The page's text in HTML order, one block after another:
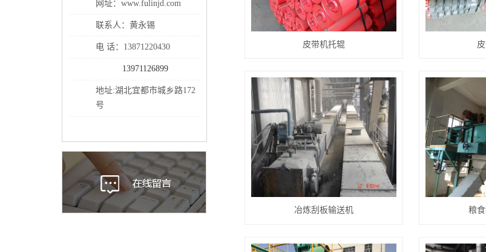
网址：www.fulinjd.com
联系人：黄永锡
电 话：13871220430
13971126899
地址:湖北宜都市城乡路172
号
皮带机托辊
冶炼刮板输送机 粮